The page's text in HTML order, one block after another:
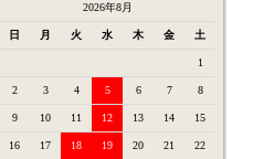
2026年8月
日 月 火 水 木 金 土
1
2 3 4 5 6 7 8
9 10 11 12 13 14 15
16 17 18 19 20 21 22